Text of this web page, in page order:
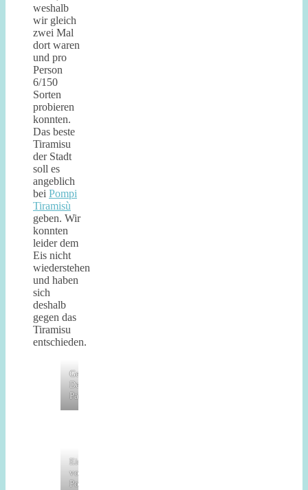
weshalb
wir gleich
zwei Mal
dort waren
und pro
Person
6/150
Sorten
probieren
konnten.
Das beste
Tiramisu
der Stadt
soll es
angeblich
bei Pompi
Tiramisù
geben. Wir
konnten
leider dem
Eis nicht
wiederstehen
und haben
sich
deshalb
gegen das
Tiramisu
entschieden.
Gelateria
Della
Palma
Eis
von
Pompi